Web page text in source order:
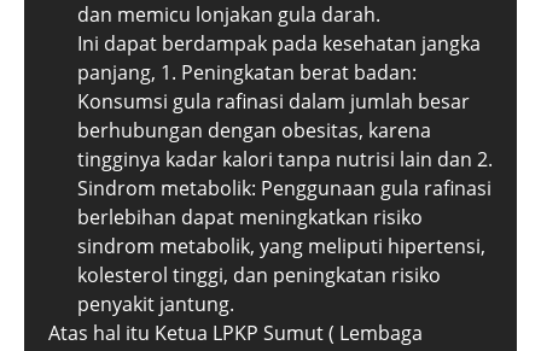
dan memicu lonjakan gula darah.
Ini dapat berdampak pada kesehatan jangka
panjang, 1. Peningkatan berat badan:
Konsumsi gula rafinasi dalam jumlah besar
berhubungan dengan obesitas, karena
tingginya kadar kalori tanpa nutrisi lain dan 2.
Sindrom metabolik: Penggunaan gula rafinasi
berlebihan dapat meningkatkan risiko
sindrom metabolik, yang meliputi hipertensi,
kolesterol tinggi, dan peningkatan risiko
penyakit jantung.
Atas hal itu Ketua LPKP Sumut ( Lembaga